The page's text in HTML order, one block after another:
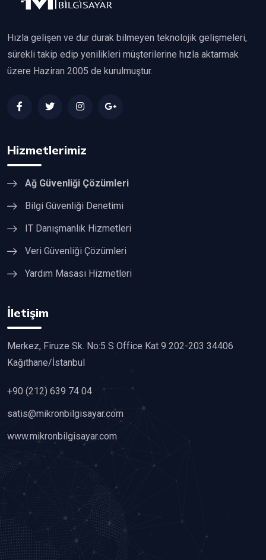
Hızla gelişen ve dur durak bilmeyen teknolojik gelişmeleri,
sürekli takip edip yenilikleri müşterilerine hızla aktarmak
üzere Haziran 2005 de kurulmuştur.
Hizmetlerimiz
Ağ Güvenliği Çözümleri
Bilgi Güvenliği Denetimi
IT Danışmanlık Hizmetleri
Veri Güvenliği Çözümleri
Yardım Masası Hizmetleri
İletişim
Merkez, Firuze Sk. No:5 S Office Kat 9 202-203 34406
Kağıthane/İstanbul
+90 (212) 639 74 04
satis@mikronbilgisayar.com
www.mikronbilgisayar.com